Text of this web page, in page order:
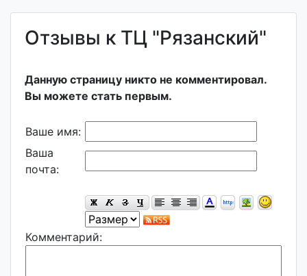
Отзывы к ТЦ "Рязанский"
Данную страницу никто не комментировал.
Вы можете стать первым.
Ваше имя:
Ваша
почта:
Комментарий: